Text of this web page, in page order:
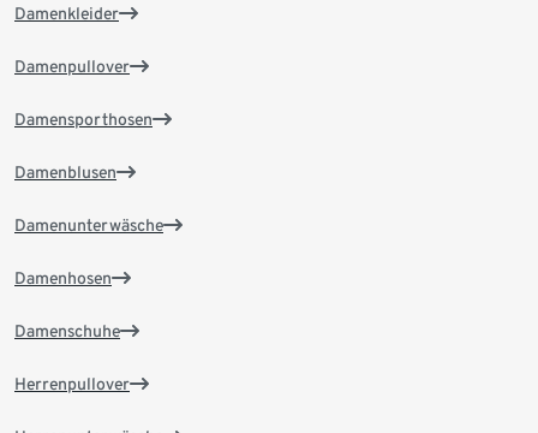
Damenkleider
Damenpullover
Damensporthosen
Damenblusen
Damenunterwäsche
Damenhosen
Damenschuhe
Herrenpullover